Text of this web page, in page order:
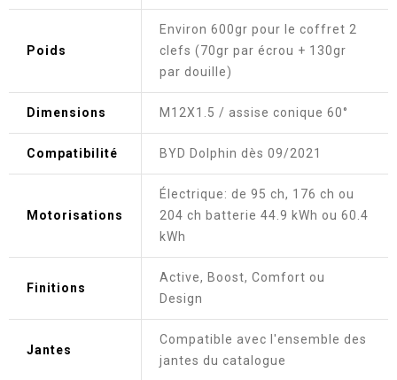
Poids
Environ 600gr pour le coffret 2
clefs (70gr par écrou + 130gr
par douille)
Dimensions M12X1.5 / assise conique 60°
Compatibilité BYD Dolphin dès 09/2021
Motorisations
Électrique: de 95 ch, 176 ch ou
204 ch batterie 44.9 kWh ou 60.4
kWh
Finitions
Active, Boost, Comfort ou
Design
Jantes
Compatible avec l'ensemble des
jantes du catalogue